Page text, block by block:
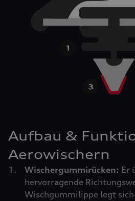
Aufbau &
Aerowischern
Wischergummirücken: Er
hervorragende
Wischgummilippe legt